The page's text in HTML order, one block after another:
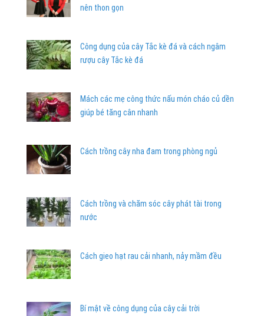
nên thon gọn
Công dụng của cây Tắc kè đá và cách ngâm
rượu cây Tắc kè đá
Mách các mẹ công thức nấu món cháo củ dền
giúp bé tăng cân nhanh
Cách trồng cây nha đam trong phòng ngủ
Cách trồng và chăm sóc cây phát tài trong
nước
Cách gieo hạt rau cải nhanh, nảy mầm đều
Bí mật về công dụng của cây cải trời